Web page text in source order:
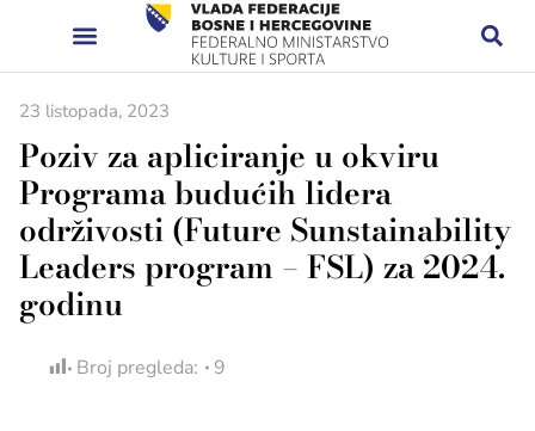
23 listopada, 2023
Poziv za apliciranje u okviru
Programa budućih lidera
održivosti (Future Sunstainability
Leaders program – FSL) za 2024.
godinu
Broj pregleda: 9